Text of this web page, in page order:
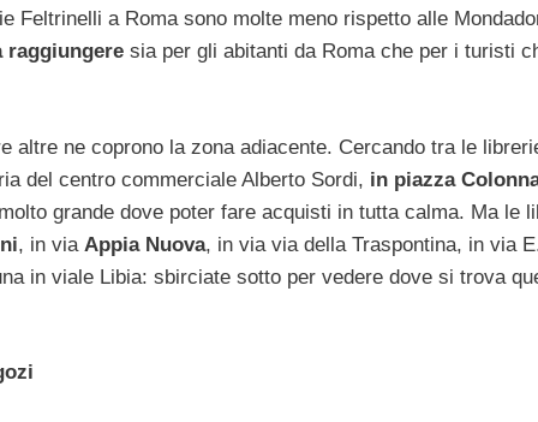
Feltrinelli a Roma sono molte meno rispetto alle
sia per gli abitanti da Roma che per i turisti
altre ne coprono la zona adiacente. Cercando tra le
del centro commerciale Alberto Sordi, in piazza
grande dove poter fare acquisti in tutta calma. Ma le
, in via Appia Nuova, in via via della Traspontina, in via
in viale Libia: sbirciate sotto per vedere dove si trova